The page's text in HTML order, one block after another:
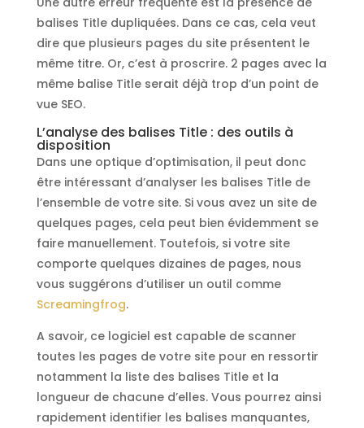
balises Title dupliquées. Dans ce cas, cela veut
dire que plusieurs pages du site présentent le
même titre. Or, c’est à proscrire. 2 pages avec la
même balise Title serait déjà trop d’un point de
vue SEO.
L’analyse des balises Title : des outils à
disposition
Dans une optique d’optimisation, il peut donc
être intéressant d’analyser les balises Title de
l’ensemble de votre site. Si vous avez un site de
quelques pages, cela peut bien évidemment se
faire manuellement. Toutefois, si votre site
comporte quelques dizaines de pages, nous
vous suggérons d’utiliser un outil comme
Screamingfrog.
A savoir, ce logiciel est capable de scanner
toutes les pages de votre site pour en ressortir
notamment la liste des balises Title et la
longueur de chacune d’elles. Vous pourrez ainsi
rapidement identifier les balises manquantes,